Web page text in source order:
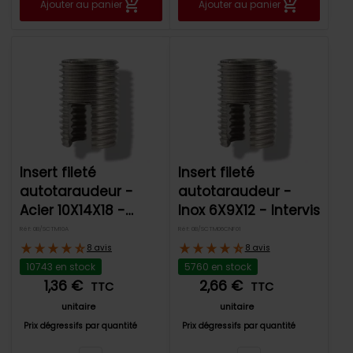
de tarifs dégressifs selon vos volumes d'achat et
Ajouter au panier Ajouter au panier
Insert fileté
autotaraudeur -
Acier 10X14X18 -
Intervis
Réf: 0B/SCTM10A
8 avis
10743 en stock
1,36 € TTC
unitaire
Prix dégressifs par quantité
Insert fileté
autotaraudeur -
Inox 6X9X12 - Intervis
Réf: 0B/SCTM06CNF01
8 avis
5760 en stock
2,66 € TTC
unitaire
Prix dégressifs par quantité